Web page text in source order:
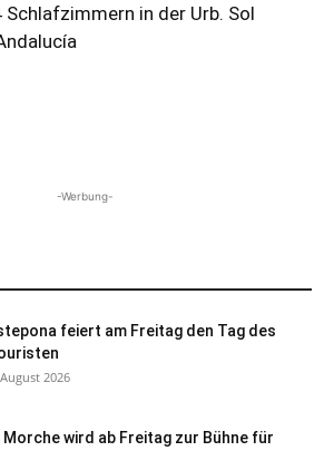
Schlafzimmern in der Urb. Sol
-Werbung-
feiert am Freitag den Tag des
2026
Morche wird ab Freitag zur Bühne für